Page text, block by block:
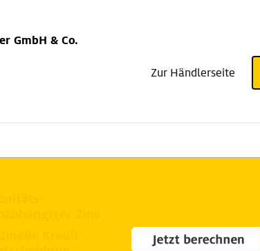
GmbH & Co.
Zur Händlerseite